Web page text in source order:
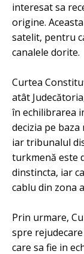
interesat sa
origine.
satelit, pentru
canalele dorite.
Curtea
atât
în echilibrarea
decizia pe
iar tribunalul
turkmenă este
dinstincta, iar
cablu din zona
Prin urmare,
spre
care sa fie in